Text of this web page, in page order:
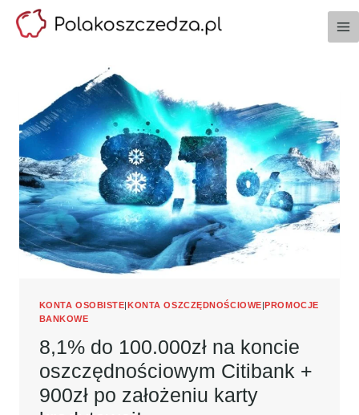
Przejdź
KONTA OSOBISTE|KONTA OSZCZĘDNOŚCIOWE|PROMOCJE
BANKOWE
8,1% do 100.000zł na koncie
oszczędnościowym Citibank +
900zł po założeniu karty